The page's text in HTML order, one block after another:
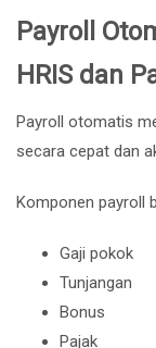
Payroll
HRIS dan
Payroll otomatis
secara cepat dan
Komponen payroll
Gaji pokok
Tunjangan
Bonus
Pajak